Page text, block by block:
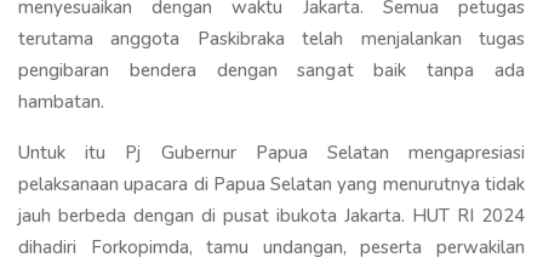
menyesuaikan dengan waktu Jakarta. Semua petugas
terutama anggota Paskibraka telah menjalankan tugas
pengibaran bendera dengan sangat baik tanpa ada
hambatan.
Untuk itu Pj Gubernur Papua Selatan mengapresiasi
pelaksanaan upacara di Papua Selatan yang menurutnya tidak
jauh berbeda dengan di pusat ibukota Jakarta. HUT RI 2024
dihadiri Forkopimda, tamu undangan, peserta perwakilan